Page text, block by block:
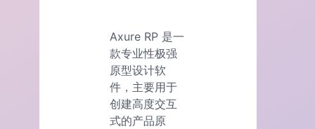
Axure RP 是一
款专业性极强
原型设计软
件，主要用于
创建高度交互
式的产品原